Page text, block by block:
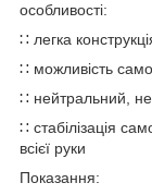
особливості:
∷ легка
∷ можливість
∷ нейтральний,
∷ стабілізація
всієї руки
Показання: